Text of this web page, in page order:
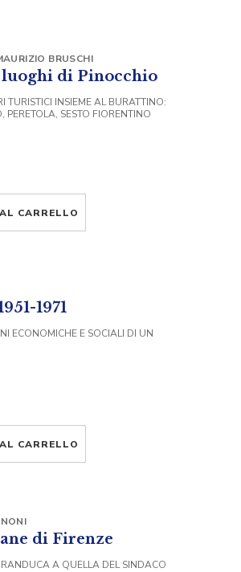
luoghi di Pinocchio
BRUSCHI
TURISTICI INSIEME AL BURATTINO:
PERETOLA, SESTO FIORENTINO
CARRELLO
1971
ECONOMICHE E SOCIALI DI UN
CARRELLO
di Firenze
A QUELLA DEL SINDACO